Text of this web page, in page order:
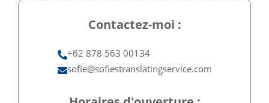
Contactez-moi :
+62 878 563 00134
sofie@sofiestranslatingservice.com